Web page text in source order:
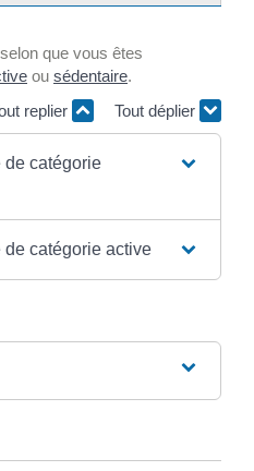
que vous êtes
ou sédentaire.
replier
Tout déplier
de catégorie
catégorie active